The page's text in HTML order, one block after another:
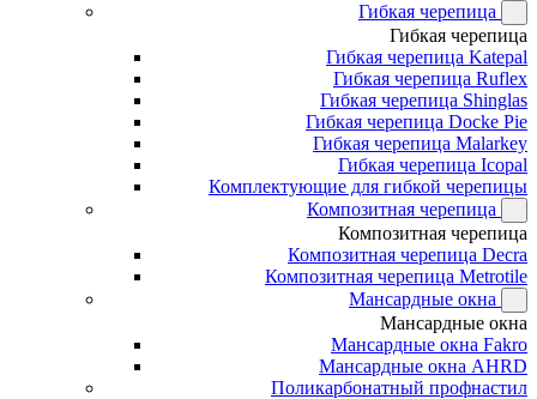
Гибкая черепица
Гибкая черепица
Гибкая черепица Katepal
Гибкая черепица Ruflex
Гибкая черепица Shinglas
Гибкая черепица Docke Pie
Гибкая черепица Malarkey
Гибкая черепица Icopal
Комплектующие для гибкой черепицы
Композитная черепица
Композитная черепица
Композитная черепица Decra
Композитная черепица Metrotile
Мансардные окна
Мансардные окна
Мансардные окна Fakro
Мансардные окна AHRD
Поликарбонатный профнастил